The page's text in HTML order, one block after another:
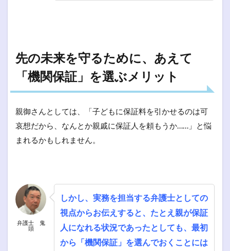
先の未来を守るために、あえて
「機関保証」を選ぶメリット
親御さんとしては、「子どもに保証料を引かせるのは可
哀想だから、なんとか親戚に保証人を頼もうか……」と悩
まれるかもしれません。
弁護士 鬼
頭
しかし、実務を担当する弁護士としての
視点からお伝えすると、たとえ親が保証
人になれる状況であったとしても、最初
から「機関保証」を選んでおくことには